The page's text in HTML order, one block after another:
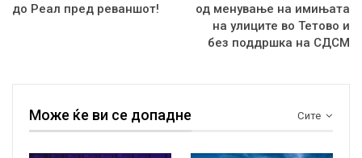
до Реал пред реваншот!
од менување на имињата
на улиците во Тетово и
без поддршка на СДСМ
Сите
Може ќе ви се допадне